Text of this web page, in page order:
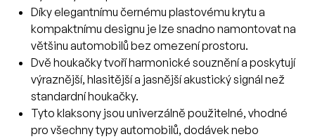
Díky elegantnímu černému plastovému krytu a
kompaktnímu designu je lze snadno namontovat na
většinu automobilů bez omezení prostoru.
Dvě houkačky tvoří harmonické souznění a poskytují
výraznější, hlasitější a jasnější akustický signál než
standardní houkačky.
Tyto klaksony jsou univerzálně použitelné, vhodné
pro všechny typy automobilů, dodávek nebo